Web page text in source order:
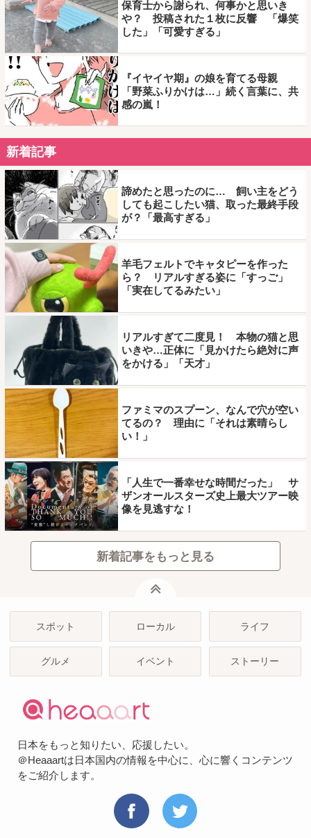
保育士から謝られ、何事かと思いき
や？ 投稿された１枚に反響 「爆笑
した」「可愛すぎる」
『イヤイヤ期』の娘を育てる母親
「野菜ふりかけは…」続く言葉に、共
感の嵐！
新着記事
諦めたと思ったのに… 飼い主をどう
しても起こしたい猫、取った最終手段
が？「最高すぎる」
羊毛フェルトでキャタピーを作った
ら？ リアルすぎる姿に「すっご」
「実在してるみたい」
リアルすぎて二度見！ 本物の猫と思
いきや…正体に「見かけたら絶対に声
をかける」「天才」
ファミマのスプーン、なんで穴が空い
てるの？ 理由に「それは素晴らし
い！」
「人生で一番幸せな時間だった」 サ
ザンオールスターズ史上最大ツアー映
像を見逃すな！
新着記事をもっと見る
スポット ローカル ライフ
グルメ イベント ストーリー
日本をもっと知りたい、応援したい。
＠Heaaartは日本国内の情報を中心に、心に響くコンテンツ
をご紹介します。